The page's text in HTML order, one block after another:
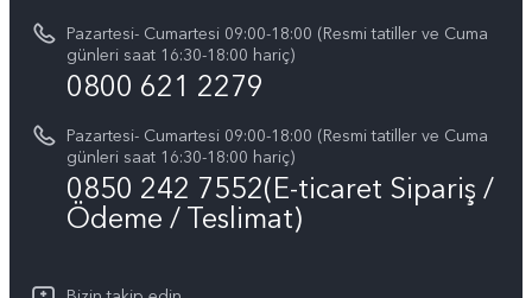
Başlangıç ve Kullanım ​​Kılavuzu
Garanti Politikamız
Müşteri Hizmetleri Gizlilik Beyanı
Yasal Bildirimler
Hakkımızda
Sürdürülebilirlik
vivo Gizlilik Merkezi
Pazartesi- Cumartesi 09:00-18:00 (Resmi tatiller ve Cuma
günleri saat 16:30-18:00 hariç)
0800 621 2279
Pazartesi- Cumartesi 09:00-18:00 (Resmi tatiller ve Cuma
günleri saat 16:30-18:00 hariç)
0850 242 7552(E-ticaret Sipariş /
Ödeme / Teslimat)